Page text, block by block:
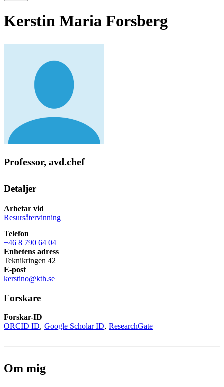
Kerstin Maria Forsberg
Professor, avd.chef
Detaljer
Arbetar vid
Resursåtervinning
Telefon
+46 8 790 64 04
Enhetens adress
Teknikringen 42
E-post
kerstino@kth.se
Forskare
Forskar-ID
ORCID ID Google Scholar ID ResearchGate
Om mig